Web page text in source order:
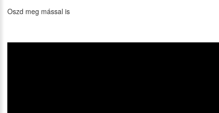
Oszd meg mással is